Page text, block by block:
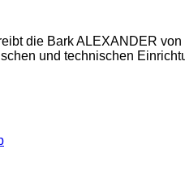
die Bark ALEXANDER
und technischen